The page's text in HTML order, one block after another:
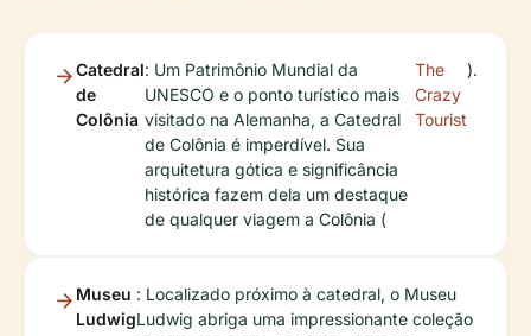
Catedral
de
Colônia
: Um Patrimônio Mundial da
UNESCO e o ponto turístico mais
visitado na Alemanha, a Catedral
de Colônia é imperdível. Sua
arquitetura gótica e significância
histórica fazem dela um destaque
de qualquer viagem a Colônia (
The
Crazy
Tourist
).
Museu
Ludwig
: Localizado próximo à catedral, o Museu
Ludwig abriga uma impressionante coleção